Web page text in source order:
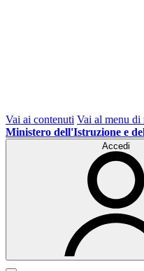
Vai ai contenuti Vai al menu di
Ministero dell'Istruzione e
Accedi